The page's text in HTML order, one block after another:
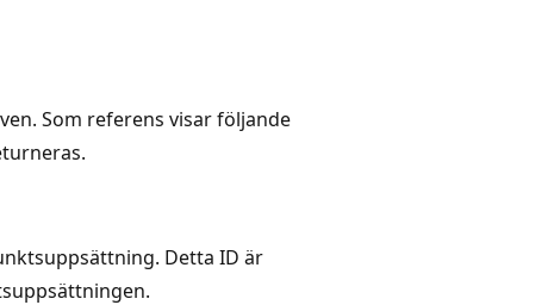
Som referens visar följande
Detta ID är